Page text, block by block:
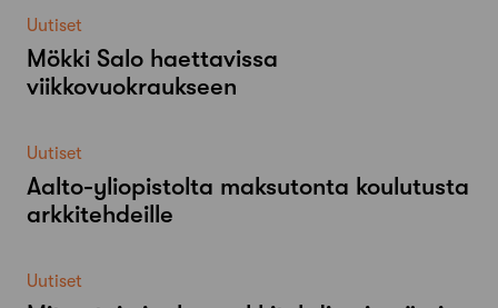
Uutiset
Mökki Salo haettavissa
viikkovuokraukseen
Uutiset
Aalto-​yliopistolta maksutonta koulutusta
arkkitehdeille
Uutiset